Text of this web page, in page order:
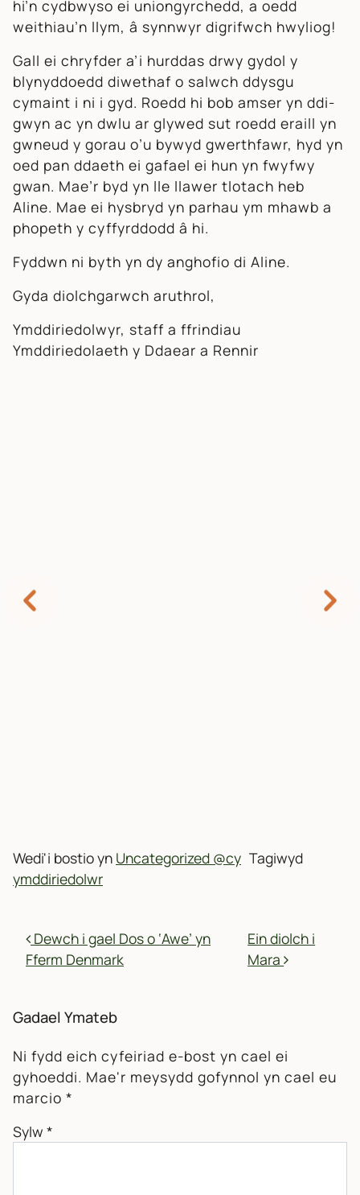
hi’n cydbwyso ei uniongyrchedd, a oedd
weithiau’n llym, â synnwyr digrifwch hwyliog!
Gall ei chryfder a’i hurddas drwy gydol y
blynyddoedd diwethaf o salwch ddysgu
cymaint i ni i gyd. Roedd hi bob amser yn ddi-
gwyn ac yn dwlu ar glywed sut roedd eraill yn
gwneud y gorau o’u bywyd gwerthfawr, hyd yn
oed pan ddaeth ei gafael ei hun yn fwyfwy
gwan. Mae’r byd yn lle llawer tlotach heb
Aline. Mae ei hysbryd yn parhau ym mhawb a
phopeth y cyffyrddodd â hi.
Fyddwn ni byth yn dy anghofio di Aline.
Gyda diolchgarwch aruthrol,
Ymddiriedolwyr, staff a ffrindiau
Ymddiriedolaeth y Ddaear a Rennir
Wedi'i bostio yn Uncategorized @cy Tagiwyd
ymddiriedolwr
MORDWYO POSTIADAU
Dewch i gael Dos o ‘Awe’ yn
Fferm Denmark
Ein diolch i
Mara
Gadael Ymateb
Ni fydd eich cyfeiriad e-bost yn cael ei
gyhoeddi. Mae'r meysydd gofynnol yn cael eu
marcio *
Sylw *